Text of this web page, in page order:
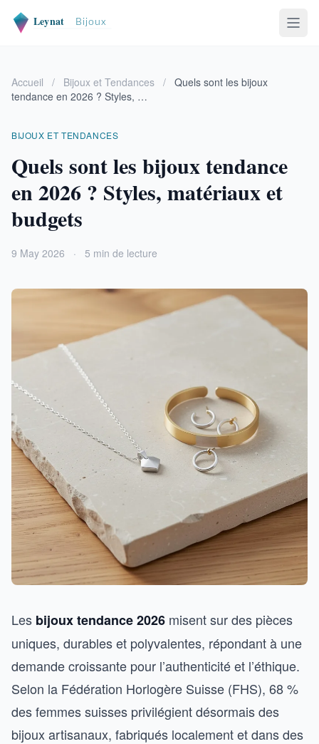
Accueil / Bijoux et Tendances / Quels sont les bijoux
tendance en 2026 ? Styles, …
BIJOUX ET TENDANCES
Quels sont les bijoux tendance
en 2026 ? Styles, matériaux et
budgets
9 May 2026 · 5 min de lecture
Les bijoux tendance 2026 misent sur des pièces
uniques, durables et polyvalentes, répondant à une
demande croissante pour l’authenticité et l’éthique.
Selon la Fédération Horlogère Suisse (FHS), 68 %
des femmes suisses privilégient désormais des
bijoux artisanaux, fabriqués localement et dans des